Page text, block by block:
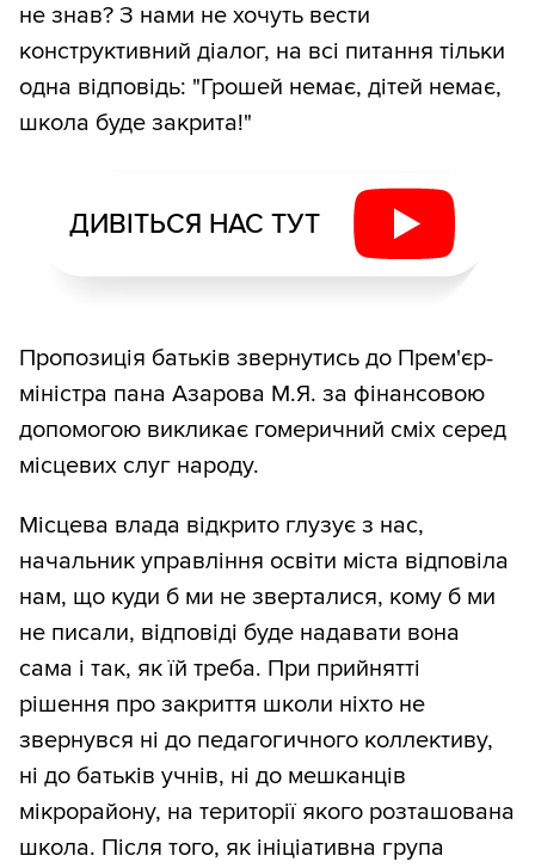
не знав? З нами не хочуть вести
конструктивний діалог, на всі питання тільки
одна відповідь: "Грошей немає, дітей немає,
школа буде закрита!"
ДИВІТЬСЯ НАС ТУТ
Пропозиція батьків звернутись до Прем'єр-
міністра пана Азарова М.Я. за фінансовою
допомогою викликає гомеричний сміх серед
місцевих слуг народу.
Місцева влада відкрито глузує з нас,
начальник управління освіти міста відповіла
нам, що куди б ми не зверталися, кому б ми
не писали, відповіді буде надавати вона
сама і так, як їй треба. При прийнятті
рішення про закриття школи ніхто не
звернувся ні до педагогичного коллективу,
ні до батьків учнів, ні до мешканців
мікрорайону, на території якого розташована
школа. Після того, як ініціативна група